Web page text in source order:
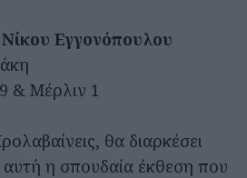
Εγγονόπουλου
& Μέρλιν 1
θα διαρκέσει
αυτή η σπουδαία έκθεση που